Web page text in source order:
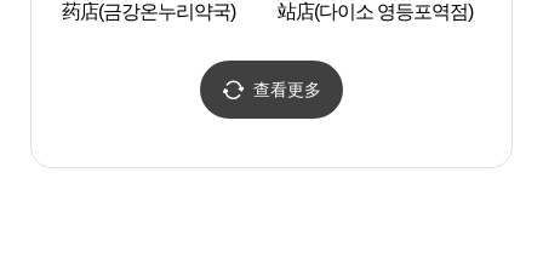
药店(금강온누리약국)
站店(다이소 영등포역점)
查看更多